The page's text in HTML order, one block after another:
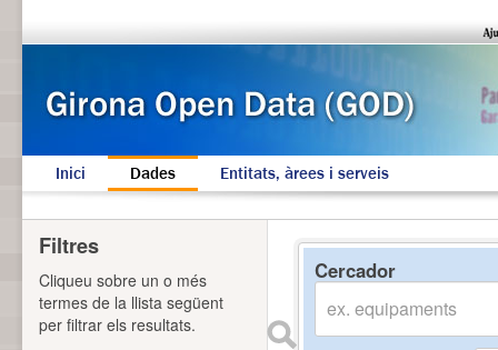
Inici Dades Entitats, àrees i serveis
Cercador
Filtres
Cliqueu sobre un o més
termes de la llista següent
per filtrar els resultats.